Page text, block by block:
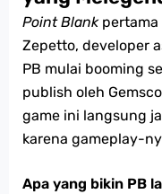
Point Blankpertama
Zepetto, developer
PB mulai booming
publish oleh
game ini langsung
karena gameplay-
Apa yang bikin PB